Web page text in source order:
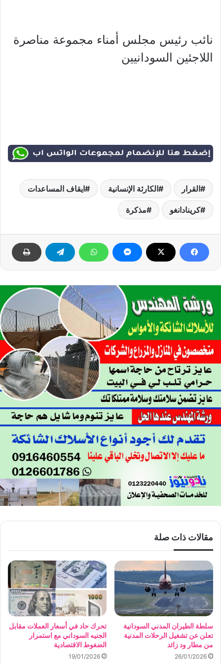
نائب رئيس مجلس أمناء مجموعة مناصرة
اللاجئين السودانيين
القرار الكارثة الإنسانية ايقاف المساعدات
كرينادانغو مذكرة
مقالات ذات صلة
سلطة الطيران المدني السودانية
تعلن عن تشغيل الرحلات المدنية
من مطار ود زائد
26/01/2026
تحرك حاد في أسعار العملات مقابل
الجنيه السوداني مع استمرار
الضغوط الاقتصادية
19/01/2026